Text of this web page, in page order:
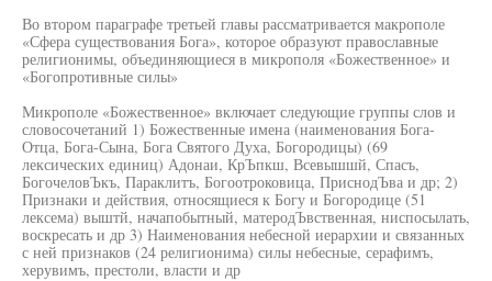
Во втором параграфе третьей главы рассматривается макрополе
«Сфера существования Бога», которое образуют православные
религионимы, объединяющиеся в микрополя «Божественное» и
«Богопротивные силы»
Микрополе «Божественное» включает следующие группы слов и
словосочетаний 1) Божественные имена (наименования Бога-
Отца, Бога-Сына, Бога Святого Духа, Богородицы) (69
лексических единиц) Адонаи, КрЪпкш, Всевышшй, Спасъ,
БогочеловЪкъ, Параклитъ, Богоотроковица, ПриснодЪва и др; 2)
Признаки и действия, относящиеся к Богу и Богородице (51
лексема) выштй, начапобытный, матеродЪвственная, ниспосылать,
воскресать и др 3) Наименования небесной иерархии и связанных
с ней признаков (24 религионима) силы небесные, серафимъ,
херувимъ, престоли, власти и др